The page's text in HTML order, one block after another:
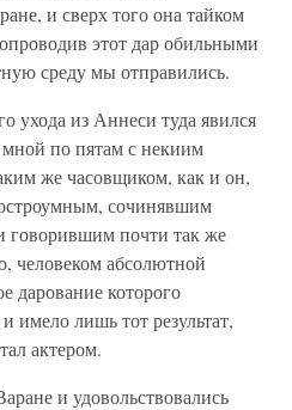
и сверх того она тайком
этот дар обильными
среду мы отправились.
ухода из Аннеси туда явился
по пятам с некиим
же часовщиком, как и он,
сочинявшим
говорившим почти так же
человеком абсолютной
дарование которого
имело лишь тот результат,
актером.
и удовольствовались